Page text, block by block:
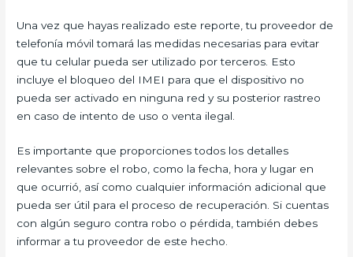
Una vez que hayas realizado este reporte, tu proveedor de
telefonía móvil tomará las medidas necesarias para evitar
que tu celular pueda ser utilizado por terceros. Esto
incluye el bloqueo del IMEI para que el dispositivo no
pueda ser activado en ninguna red y su posterior rastreo
en caso de intento de uso o venta ilegal.
Es importante que proporciones todos los detalles
relevantes sobre el robo, como la fecha, hora y lugar en
que ocurrió, así como cualquier información adicional que
pueda ser útil para el proceso de recuperación. Si cuentas
con algún seguro contra robo o pérdida, también debes
informar a tu proveedor de este hecho.